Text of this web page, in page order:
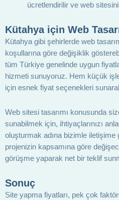
ücretlendirilir ve web
Kütahya için Web
Kütahya gibi şehirlerde web
koşullarına göre değişiklik
tüm Türkiye genelinde uygun
hizmeti sunuyoruz. Hem küçük
için esnek fiyat seçenekleri
Web sitesi tasarımı konusunda
sunabilmek için, ihtiyaçlarınızı
oluşturmak adına bizimle iletişime
projenizin kapsamına göre
görüşme yaparak net bir teklif
Sonuç
Site yapma fiyatları, pek çok